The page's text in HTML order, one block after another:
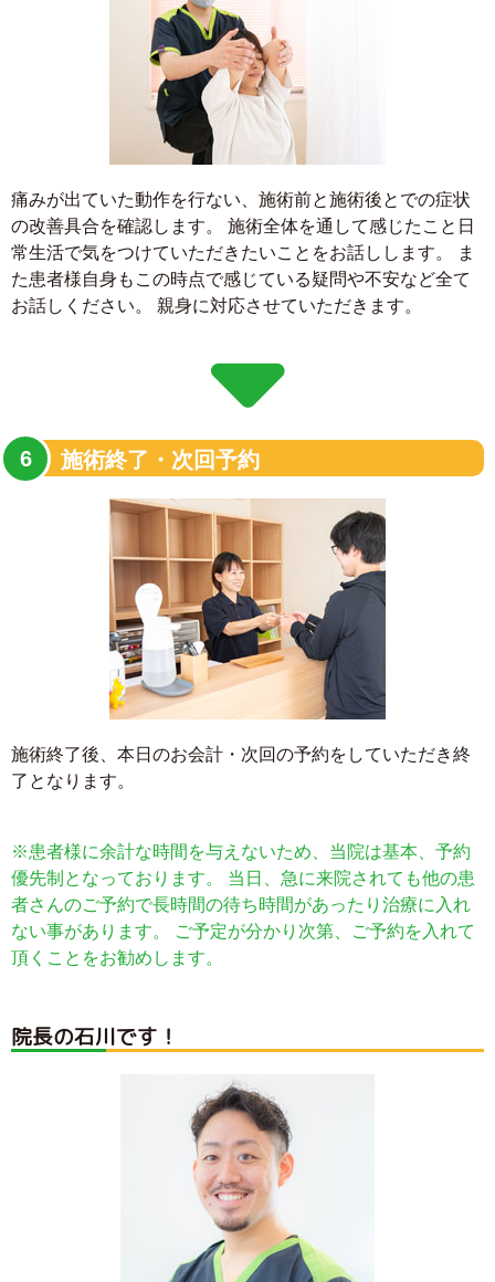
痛みが出ていた動作を行ない、施術前と施術後とでの症状
の改善具合を確認します。 施術全体を通して感じたこと日
常生活で気をつけていただきたいことをお話しします。 ま
た患者様自身もこの時点で感じている疑問や不安など全て
お話しください。 親身に対応させていただきます。
施術終了・次回予約
施術終了後、本日のお会計・次回の予約をしていただき終
了となります。
※患者様に余計な時間を与えないため、当院は基本、予約
優先制となっております。 当日、急に来院されても他の患
者さんのご予約で長時間の待ち時間があったり治療に入れ
ない事があります。 ご予定が分かり次第、ご予約を入れて
頂くことをお勧めします。
院長の石川です！